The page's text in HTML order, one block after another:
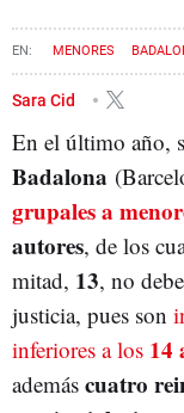
MENORES
Sara Cid
En el último año,
Badalona
grupales a
autores, de los
mitad, 13, no
justicia, pues son
inferiores a los 14
además cuatro